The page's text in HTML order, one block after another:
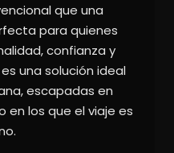
que una
para quienes
confianza y
una solución ideal
escapadas en
en los que el viaje es